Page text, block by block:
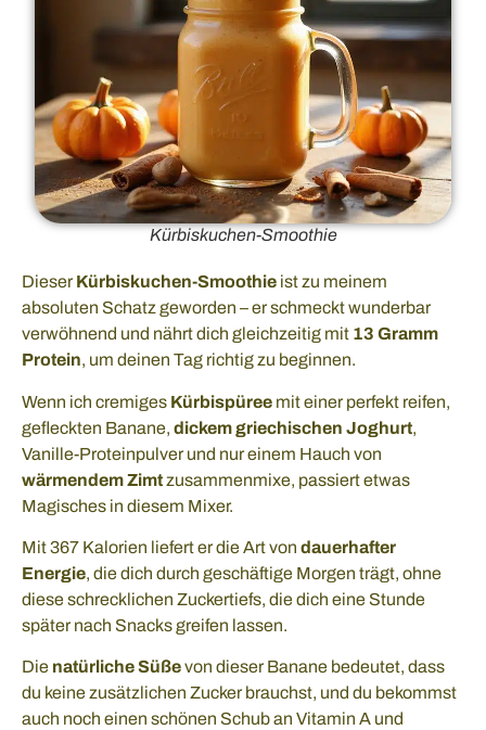
Kürbiskuchen-Smoothie
DieserKürbiskuchen-Smoothie ist zu meinem
absoluten Schatz geworden – er schmeckt wunderbar
verwöhnend und nährt dich gleichzeitig mit 13 Gramm
Protein, um deinen Tag richtig zu beginnen.
Wenn ich cremiges Kürbispüree mit einer perfekt reifen,
gefleckten Banane, dickem griechischen Joghurt,
Vanille-Proteinpulver und nur einem Hauch von
wärmendem Zimtzusammenmixe, passiert etwas
Magisches in diesem Mixer.
Mit 367 Kalorien liefert er die Art von dauerhafter
Energie, die dich durch geschäftige Morgen trägt, ohne
diese schrecklichen Zuckertiefs, die dich eine Stunde
später nach Snacks greifen lassen.
Die natürliche Süßevon dieser Banane bedeutet, dass
du keine zusätzlichen Zucker brauchst, und du bekommst
auch noch einen schönen Schub an Vitamin A und